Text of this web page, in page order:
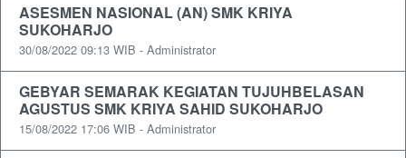
ASESMEN NASIONAL (AN) SMK KRIYA
SUKOHARJO
30/08/2022 09:13 WIB - Administrator
GEBYAR SEMARAK KEGIATAN TUJUHBELASAN
AGUSTUS SMK KRIYA SAHID SUKOHARJO
15/08/2022 17:06 WIB - Administrator